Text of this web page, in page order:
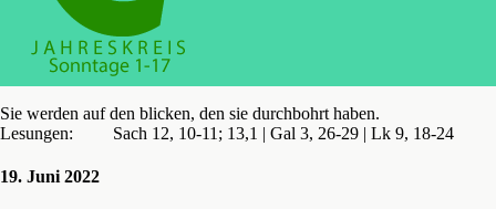
Sie werden auf den blicken, den sie durchbohrt haben.
Lesungen: Sach 12, 10-11; 13,1 | Gal 3, 26-29 | Lk 9, 18-24
19. Juni 2022